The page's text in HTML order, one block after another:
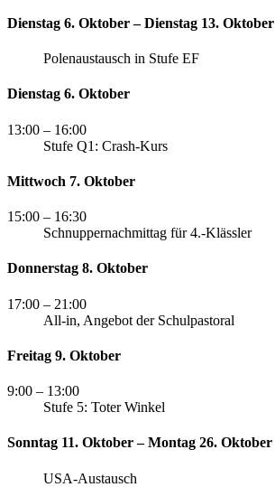
Dienstag 6. Oktober – Dienstag 13. Oktober
Polenaustausch in Stufe EF
Dienstag 6. Oktober
13:00 – 16:00
Stufe Q1: Crash-Kurs
Mittwoch 7. Oktober
15:00 – 16:30
Schnuppernachmittag für 4.-Klässler
Donnerstag 8. Oktober
17:00 – 21:00
All-in, Angebot der Schulpastoral
Freitag 9. Oktober
9:00 – 13:00
Stufe 5: Toter Winkel
Sonntag 11. Oktober – Montag 26. Oktober
USA-Austausch